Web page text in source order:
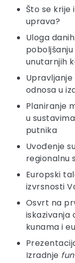
Što se krije
uprava?
Uloga
unutarnjih
odnosa u
Planiranje
u
putnika
Uvođenje
regionalnu
Europski
izvrsnosti
Osvrt na
iskazivanja
kunama i
Izradnje